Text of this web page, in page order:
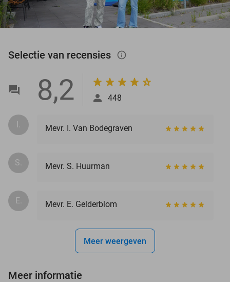
Selectie van recensies info_outlined
8,2 448
I. Mevr. I. Van Bodegraven
S. Mevr. S. Huurman
E. Mevr. E. Gelderblom
Meer weergeven
Meer informatie